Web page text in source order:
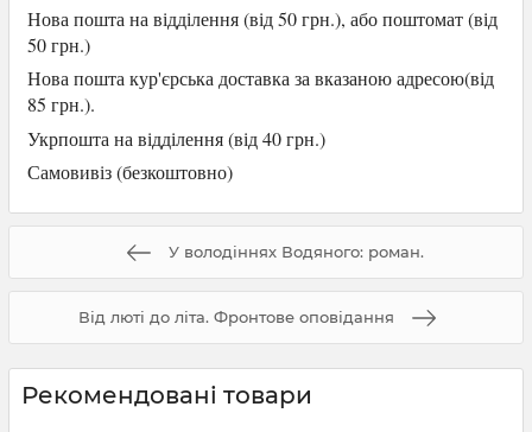
Нова пошта на відділення (від 50 грн.), абопоштомат (від
50 грн.)
Нова пошта кур'єрська доставка за вказаною адресою(від
85 грн.).
Укрпошта на відділення (від 40 грн.)
Самовивіз (безкоштовно)
У володіннях Водяного: роман.
Від люті до літа. Фронтове оповідання
Рекомендовані товари